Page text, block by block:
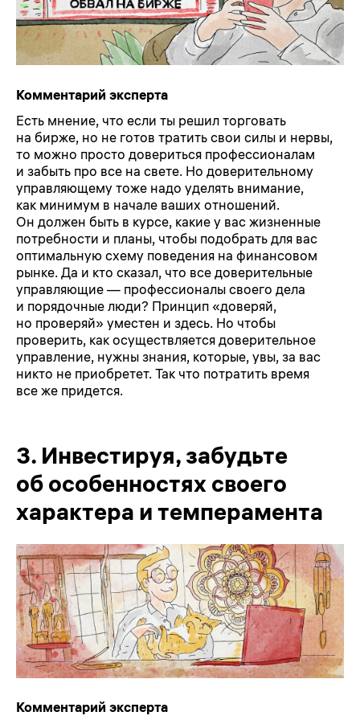
Комментарий эксперта
Есть мнение, что если ты решил торговать
на бирже, но не готов тратить свои силы и нервы,
то можно просто довериться профессионалам
и забыть про все на свете. Но доверительному
управляющему тоже надо уделять внимание,
как минимум в начале ваших отношений.
Он должен быть в курсе, какие у вас жизненные
потребности и планы, чтобы подобрать для вас
оптимальную схему поведения на финансовом
рынке. Да и кто сказал, что все доверительные
управляющие — профессионалы своего дела
и порядочные люди? Принцип «доверяй,
но проверяй» уместен и здесь. Но чтобы
проверить, как осуществляется доверительное
управление, нужны знания, которые, увы, за вас
никто не приобретет. Так что потратить время
все же придется.
3. Инвестируя, забудьте
об особенностях своего
характера и темперамента
Комментарий эксперта